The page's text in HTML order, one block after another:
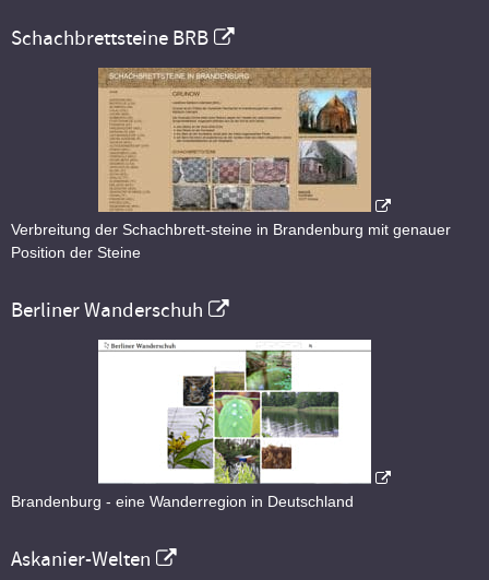
Schachbrettsteine BRB
Verbreitung der Schachbrett-steine in Brandenburg mit genauer
Position der Steine
Berliner Wanderschuh
Brandenburg - eine Wanderregion in Deutschland
Askanier-Welten